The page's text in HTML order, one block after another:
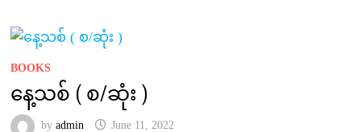
BOOKS
နေ့သစ် ( စ/ဆုံး )
by admin June 11, 2022